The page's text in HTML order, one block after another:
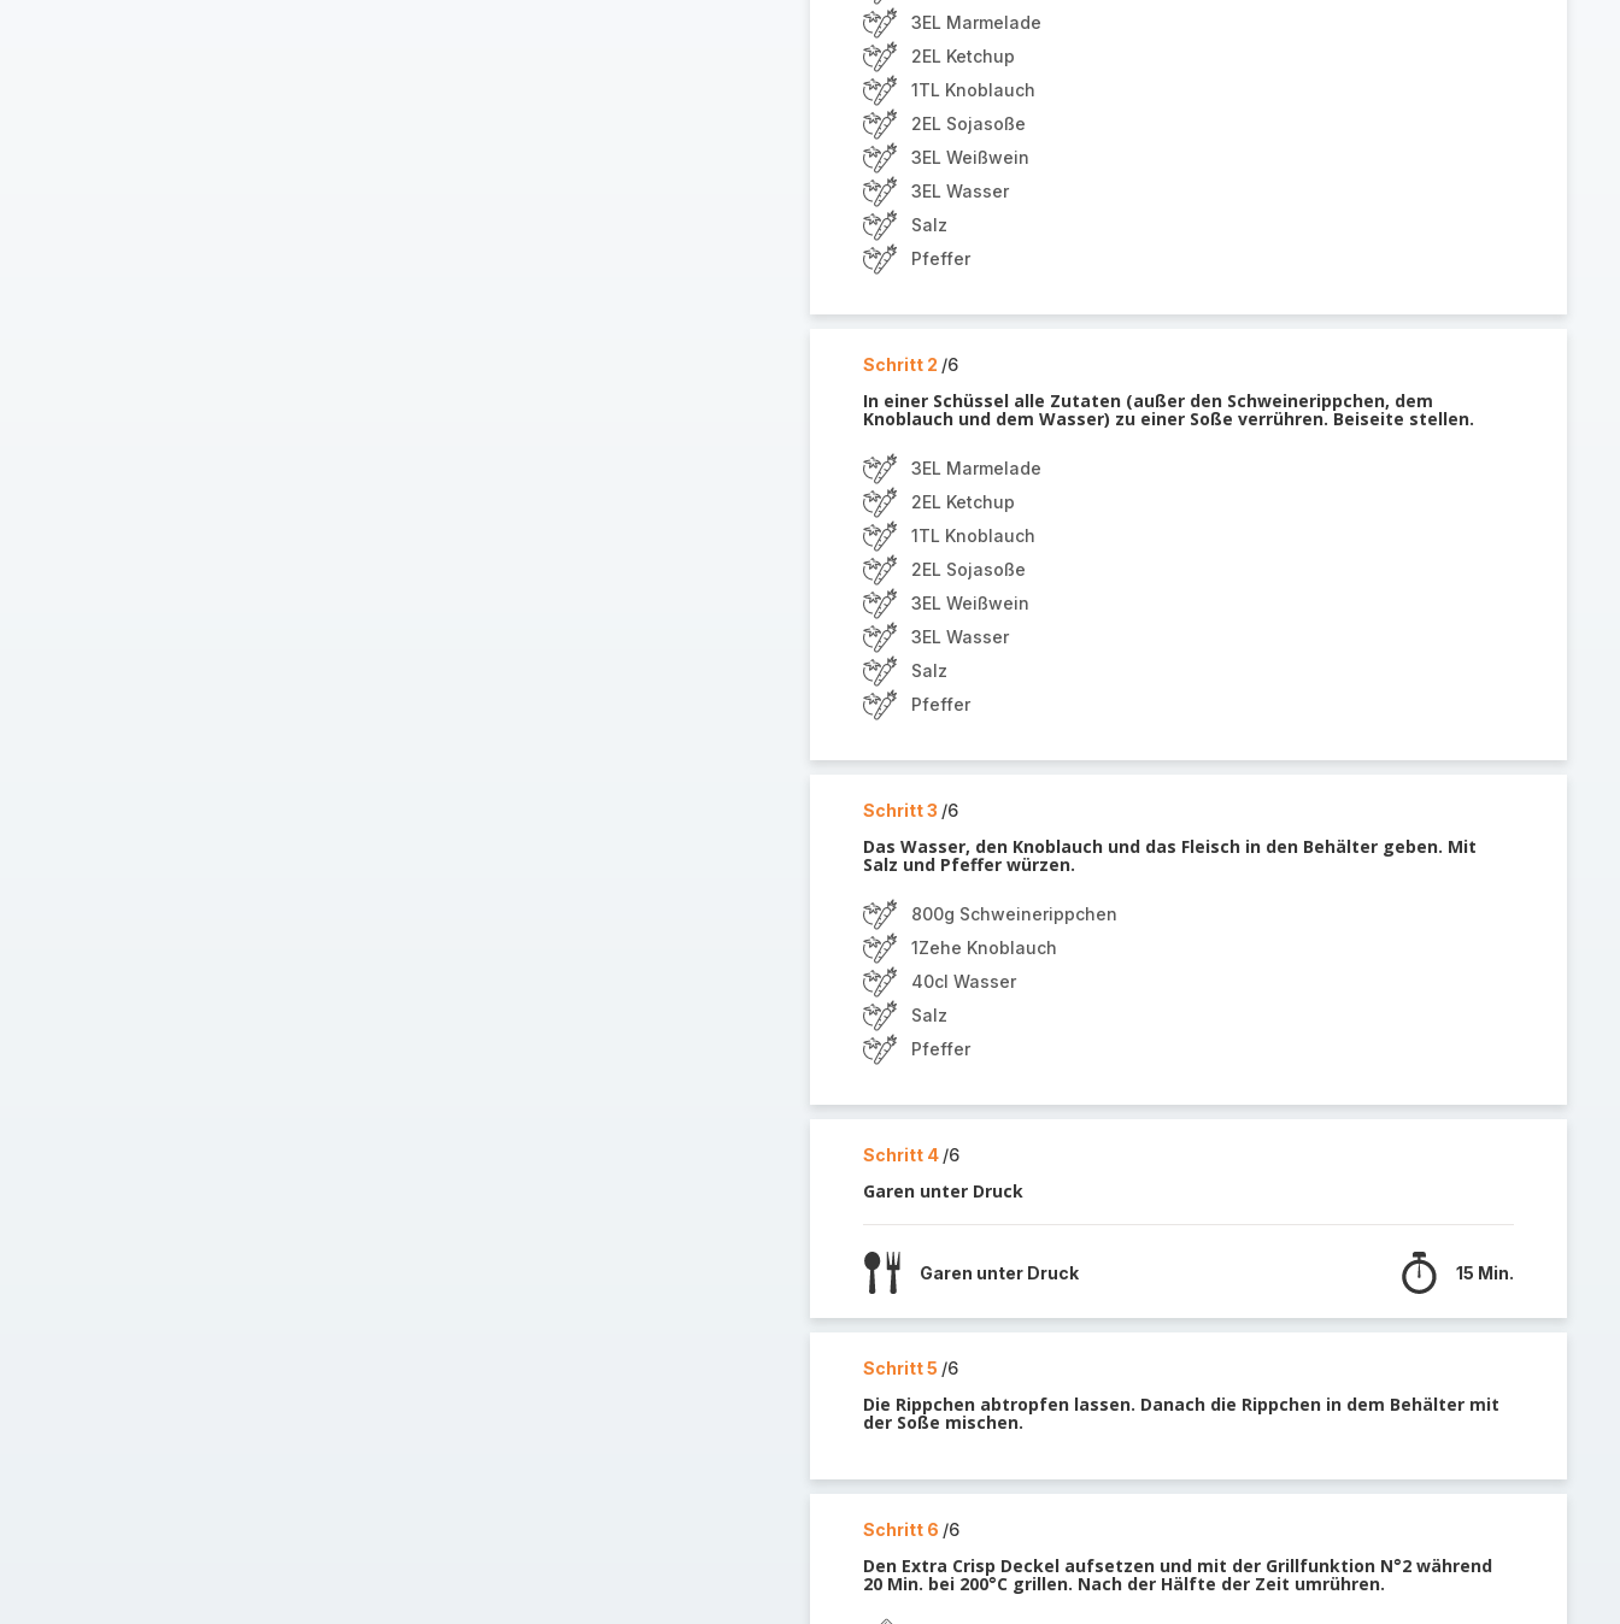
3EL Marmelade
2EL Ketchup
1TL Knoblauch
2EL Sojasoße
3EL Weißwein
3EL Wasser
Salz
Pfeffer
Schritt 2 /6
In einer Schüssel alle Zutaten (außer den Schweinerippchen, dem
Knoblauch und dem Wasser) zu einer Soße verrühren. Beiseite stellen.
3EL Marmelade
2EL Ketchup
1TL Knoblauch
2EL Sojasoße
3EL Weißwein
3EL Wasser
Salz
Pfeffer
Schritt 3 /6
Das Wasser, den Knoblauch und das Fleisch in den Behälter geben. Mit
Salz und Pfeffer würzen.
800g Schweinerippchen
1Zehe Knoblauch
40cl Wasser
Salz
Pfeffer
Schritt 4 /6
Garen unter Druck
Garen unter Druck 15 Min.
Schritt 5 /6
Die Rippchen abtropfen lassen. Danach die Rippchen in dem Behälter mit
der Soße mischen.
Schritt 6 /6
Den Extra Crisp Deckel aufsetzen und mit der Grillfunktion N°2 während
20 Min. bei 200°C grillen. Nach der Hälfte der Zeit umrühren.